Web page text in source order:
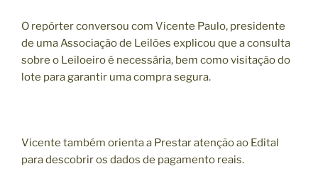
O repórter conversou com Vicente Paulo, presidente
de uma Associação de Leilões explicou que a consulta
sobre o Leiloeiro é necessária, bem como visitação do
lote para garantir uma compra segura.
Vicente também orienta a Prestar atenção ao Edital
para descobrir os dados de pagamento reais.